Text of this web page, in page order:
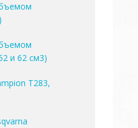
и 62 см3)
T283,